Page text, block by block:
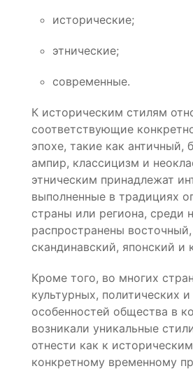
исторические;
этнические;
современные.
К историческим стилям
соответствующие
эпохе, такие как античный,
ампир, классицизм и
этническим принадлежат
выполненные в традициях
страны или региона, среди
распространены
скандинавский, японский и
Кроме того, во многих
культурных, политических и
особенностей общества в
возникали уникальные
отнести как к
конкретному временному